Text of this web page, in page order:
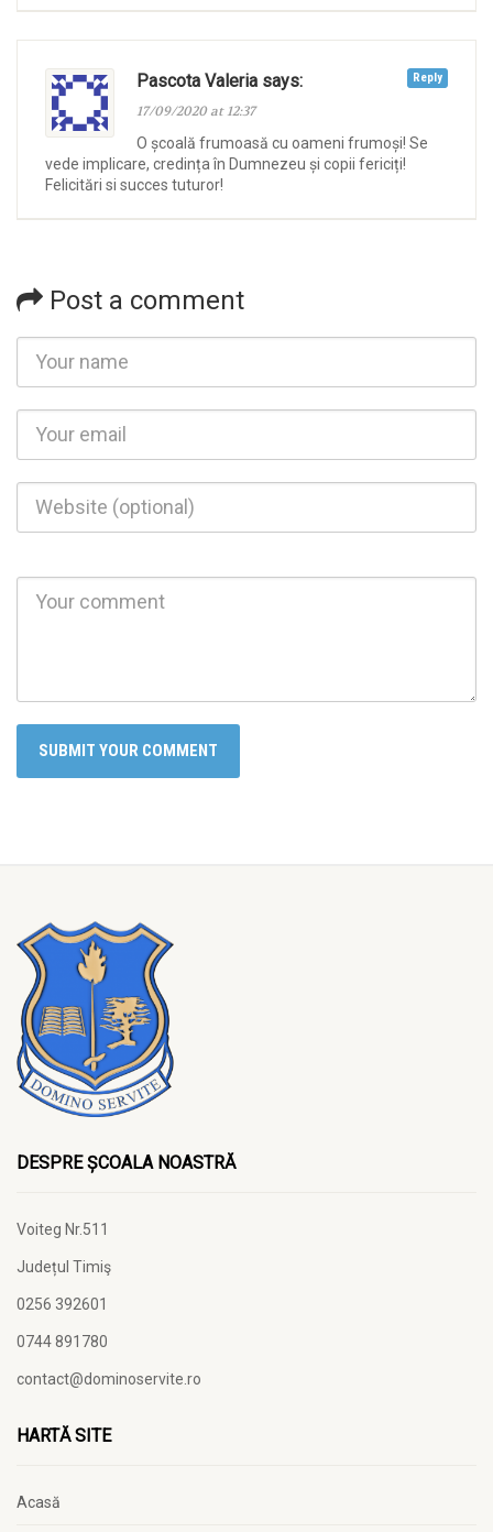
Reply
Pascota Valeria says:
17/09/2020 at 12:37
O școală frumoasă cu oameni frumoși! Se
vede implicare, credința în Dumnezeu și copii fericiți!
Felicitări si succes tuturor!
Post a comment
DESPRE ȘCOALA NOASTRĂ
Voiteg Nr.511
Județul Timiş
0256 392601
0744 891780
contact@dominoservite.ro
HARTĂ SITE
Acasă